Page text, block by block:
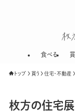
食べる
トップ 買う 住宅・不動産
枚方の住宅